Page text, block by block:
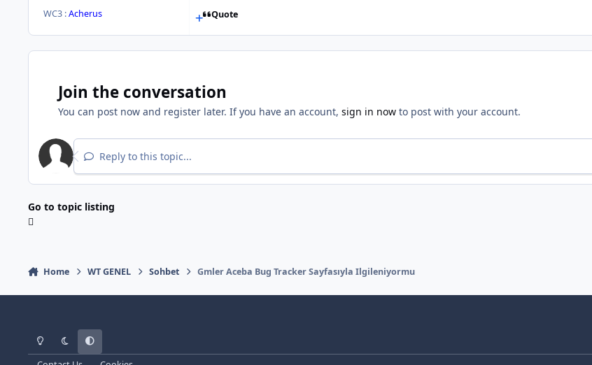
WC3 :Acherus Quote
Join the conversation
You can post now and register later. If you have an account, sign in now to post with your account.
Reply to this topic...
Go to topic listing
Home WT GENEL Sohbet Gmler Aceba Bug Tracker Sayfasıyla Ilgileniyormu
Light ModeDark ModeSystem Preference